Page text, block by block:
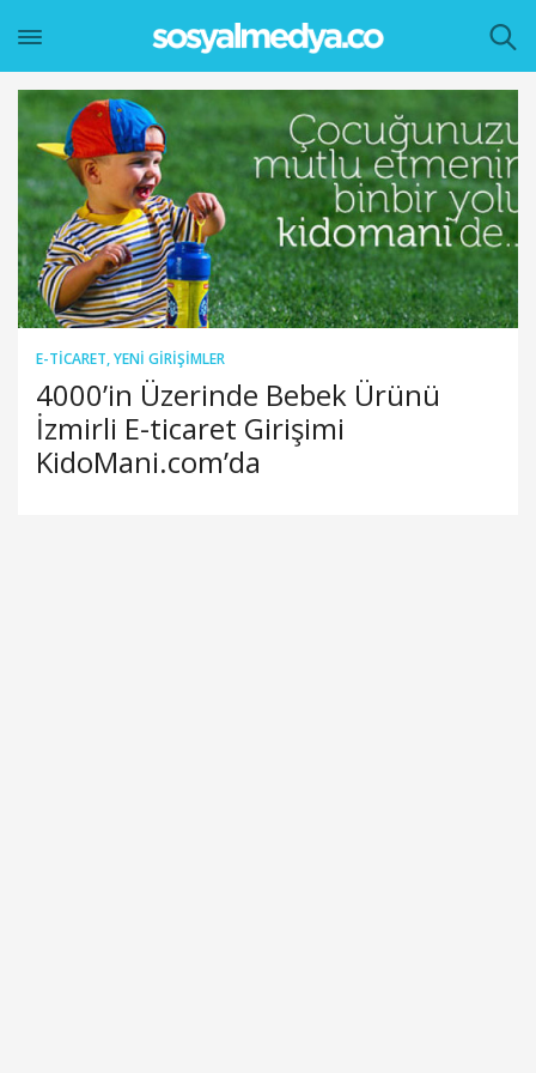
E-TICARET,YENI GIRIŞIMLER
4000’in Üzerinde Bebek Ürünü
İzmirli E-ticaret Girişimi
KidoMani.com’da